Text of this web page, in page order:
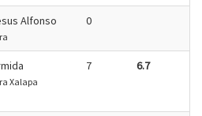
Alfonso 0
Xalapa
7 6.7